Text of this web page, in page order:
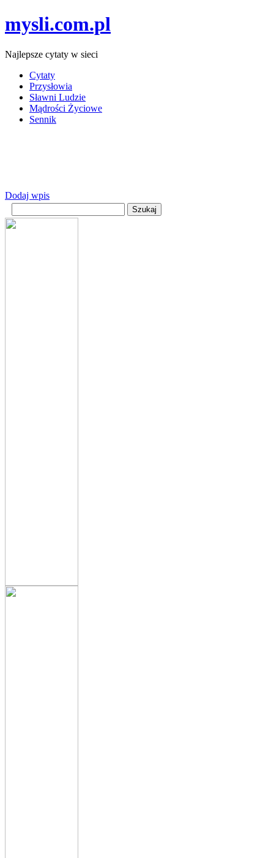
mysli.com.pl
Najlepsze cytaty w sieci
Cytaty
Przysłowia
Sławni Ludzie
Mądrości Życiowe
Sennik
Dodaj wpis